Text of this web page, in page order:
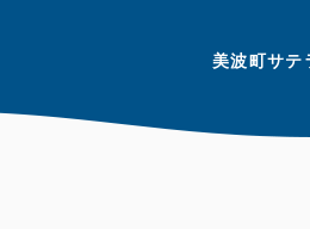
美波町サテ